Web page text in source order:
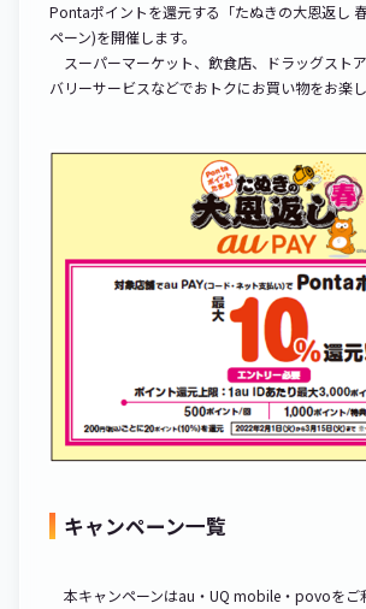
Pontaポイントを還元する「たぬきの大恩返し
ペーン)を開催します。
スーパーマーケット、飲食店、ドラッグスト
バリーサービスなどでおトクにお買い物をお楽し
キャンペーン一覧
本キャンペーンはau・UQ mobile・povoをご